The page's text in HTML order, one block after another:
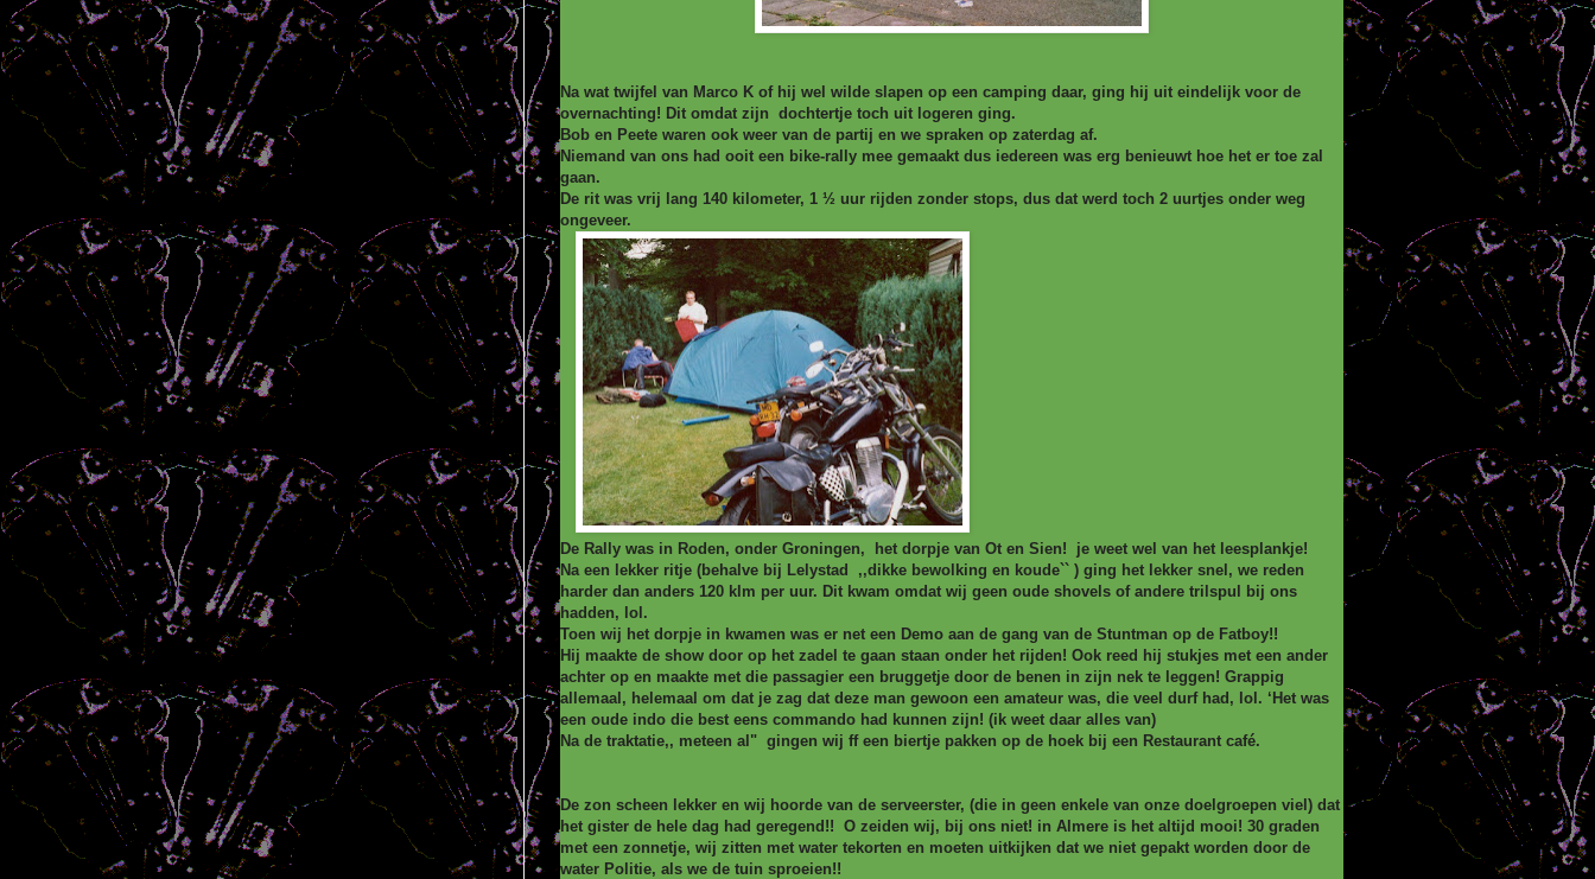
Na wat twijfel van Marco K of hij wel wilde slapen op een camping daar, ging hij uit eindelijk voor de
overnachting! Dit omdat zijn dochtertje toch uit logeren ging.
Bob en Peete waren ook weer van de partij en we spraken op zaterdag af.
Niemand van ons had ooit een bike-rally mee gemaakt dus iedereen was erg benieuwt hoe het er toe zal
gaan.
De rit was vrij lang 140 kilometer, 1 ½ uur rijden zonder stops, dus dat werd toch 2 uurtjes onder weg
ongeveer.
De Rally was in Roden, onder Groningen, het dorpje van Ot en Sien! je weet wel van het leesplankje!
Na een lekker ritje (behalve bij Lelystad ,,dikke bewolking en koude`` ) ging het lekker snel, we reden
harder dan anders 120 klm per uur. Dit kwam omdat wij geen oude shovels of andere trilspul bij ons
hadden, lol.
Toen wij het dorpje in kwamen was er net een Demo aan de gang van de Stuntman op de Fatboy!!
Hij maakte de show door op het zadel te gaan staan onder het rijden! Ook reed hij stukjes met een ander
achter op en maakte met die passagier een bruggetje door de benen in zijn nek te leggen! Grappig
allemaal, helemaal om dat je zag dat deze man gewoon een amateur was, die veel durf had, lol. ‘Het was
een oude indo die best eens commando had kunnen zijn! (ik weet daar alles van)
Na de traktatie,, meteen al" gingen wij ff een biertje pakken op de hoek bij een Restaurant café.
De zon scheen lekker en wij hoorde van de serveerster, (die in geen enkele van onze doelgroepen viel) dat
het gister de hele dag had geregend!! O zeiden wij, bij ons niet! in Almere is het altijd mooi! 30 graden
met een zonnetje, wij zitten met water tekorten en moeten uitkijken dat we niet gepakt worden door de
water Politie, als we de tuin sproeien!!